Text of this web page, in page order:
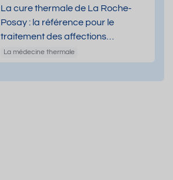
La cure thermale de La Roche-
Posay : la référence pour le
traitement des affections
dermatologiques
La médecine thermale